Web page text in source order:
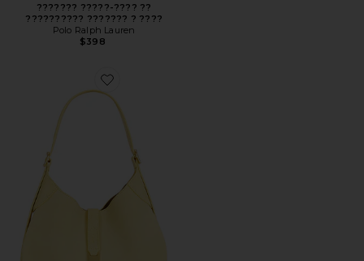
??????? ?????-???? ??
?????????? ??????? ? ????
Polo Ralph Lauren
$398
Favorite СУМКА НА ПЛЕЧО